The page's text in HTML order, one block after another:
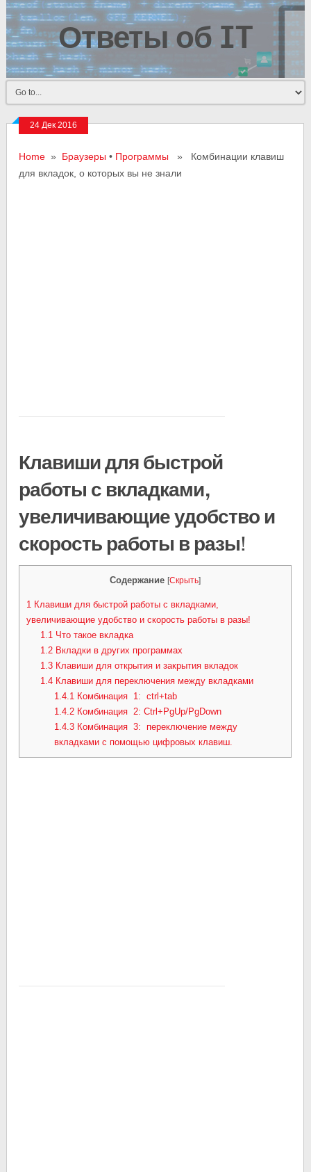
Ответы об IT
24 Дек 2016
Home » Браузеры • Программы » Комбинации клавиш
для вкладок, о которых вы не знали
Клавиши для быстрой
работы с вкладками,
увеличивающие удобство и
скорость работы в разы!
Содержание [Скрыть]
1 Клавиши для быстрой работы с вкладками,
увеличивающие удобство и скорость работы в разы!
1.1Что такое вкладка
1.2Вкладки в других программах
1.3Клавиши для открытия и закрытия вкладок
1.4Клавиши для переключения между вкладками
1.4.1Комбинация 1: ctrl+tab
1.4.2Комбинация 2: Ctrl+PgUp/PgDown
1.4.3Комбинация 3: переключение между
вкладками c помощью цифровых клавиш.